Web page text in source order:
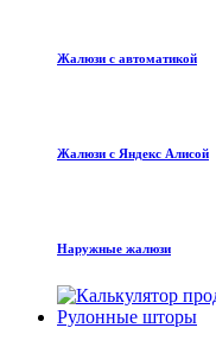
Жалюзи с автоматикой
Жалюзи с Яндекс Алисой
Наружные жалюзи
Рулонные шторы